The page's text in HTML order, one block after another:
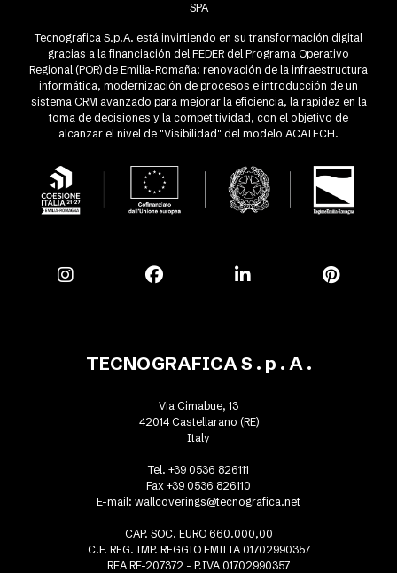
SPA
Tecnografica S.p.A. está invirtiendo en su transformación digital
gracias a la financiación del FEDER del Programa Operativo
Regional (POR) de Emilia-Romaña: renovación de la infraestructura
informática, modernización de procesos e introducción de un
sistema CRM avanzado para mejorar la eficiencia, la rapidez en la
toma de decisiones y la competitividad, con el objetivo de
alcanzar el nivel de "Visibilidad" del modelo ACATECH.
TECNOGRAFICA S . p . A .
Via Cimabue, 13
42014 Castellarano (RE)
Italy
Tel. +39 0536 826111
Fax +39 0536 826110
E-mail: wallcoverings@tecnografica.net
CAP. SOC. EURO 660.000,00
C.F. REG. IMP. REGGIO EMILIA 01702990357
REA RE-207372 - P.IVA 01702990357